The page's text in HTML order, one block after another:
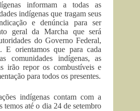
informam a todas as
indígenas que tragam seus
e denúncia para ser
geral da Marcha que será
do Governo Federal,
E orientamos que para cada
comunidades indígenas, as
irão repor os combustíveis e
para todos os presentes.
indígenas contam com a
temos até o dia 24 de setembro